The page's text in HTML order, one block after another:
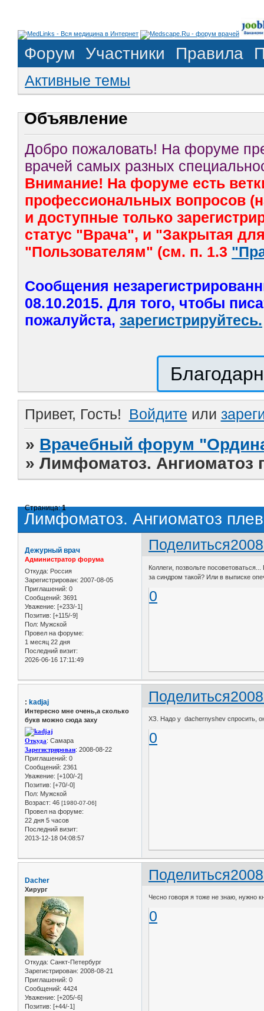
Форум Участники Правила
Активные темы
Объявление
Добро пожаловать! На форуме
врачей самых разных
Внимание! На форуме есть
профессиональных вопросов
и доступные только
статус "Врача", и "Закрытая
"Пользователям" (см. п. 1.3
Сообщения
08.10.2015. Для того, чтобы
пожалуйста, зарегистрируйтесь.
Привет, Гость! Войдите или
» Врачебный форум
»Лимфоматоз. Ангиоматоз
Лимфоматоз. Ангиоматоз
Страница:1
Поделиться
Дежурный врач
Администратор форума
Откуда: Россия
Зарегистрирован: 2007-08-05
Приглашений: 0
Сообщений: 3691
Уважение: [+233/-1]
Позитив: [+115/-9]
Пол: Мужской
Провел на форуме:
1 месяц 22 дня
Последний визит:
2026-06-16 17:11:49
Коллеги, позвольте
за синдром такой? Или в выписке
0
Поделиться
: kadjaj
Интересно мне очень,а сколько
букв можно сюда заху
Откуда: Самара
Зарегистрирован: 2008-08-22
Приглашений: 0
Сообщений: 2361
Уважение: [+100/-2]
Позитив: [+70/-0]
Пол: Мужской
Возраст: 46 [1980-07-06]
Провел на форуме:
22 дня 5 часов
Последний визит:
2013-12-18 04:08:57
ХЗ. Надо у dachernyshev спросить,
0
Поделиться
Dacher
Хирург
Откуда: Санкт-Петербург
Зарегистрирован: 2008-08-21
Приглашений: 0
Сообщений: 4424
Уважение: [+205/-6]
Позитив: [+44/-1]
Чесно говоря я тоже не знаю, нужно
0